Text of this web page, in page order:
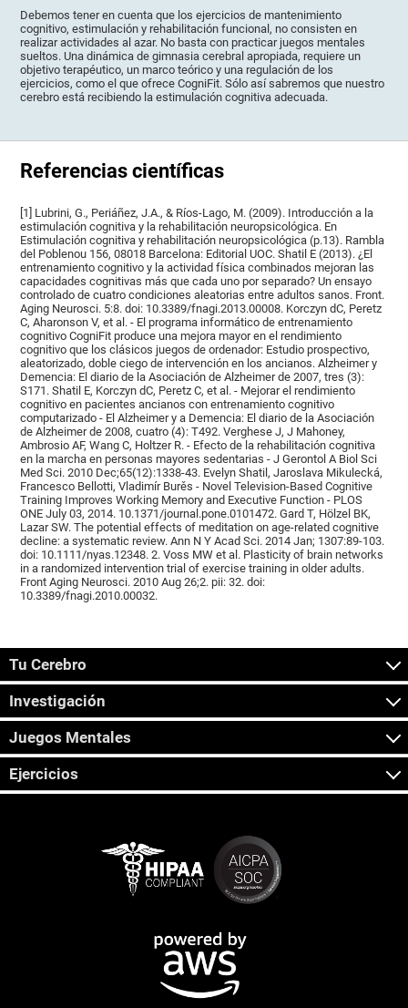
Debemos tener en cuenta que los ejercicios de mantenimiento
cognitivo, estimulación y rehabilitación funcional, no consisten en
realizar actividades al azar. No basta con practicar juegos mentales
sueltos. Una dinámica de gimnasia cerebral apropiada, requiere un
objetivo terapéutico, un marco teórico y una regulación de los
ejercicios, como el que ofrece CogniFit. Sólo así sabremos que nuestro
cerebro está recibiendo la estimulación cognitiva adecuada.
Referencias científicas
[1] Lubrini, G., Periáñez, J.A., & Ríos-Lago, M. (2009). Introducción a la
estimulación cognitiva y la rehabilitación neuropsicológica. En
Estimulación cognitiva y rehabilitación neuropsicológica (p.13). Rambla
del Poblenou 156, 08018 Barcelona: Editorial UOC. Shatil E (2013). ¿El
entrenamiento cognitivo y la actividad física combinados mejoran las
capacidades cognitivas más que cada uno por separado? Un ensayo
controlado de cuatro condiciones aleatorias entre adultos sanos. Front.
Aging Neurosci. 5:8. doi: 10.3389/fnagi.2013.00008. Korczyn dC, Peretz
C, Aharonson V, et al. - El programa informático de entrenamiento
cognitivo CogniFit produce una mejora mayor en el rendimiento
cognitivo que los clásicos juegos de ordenador: Estudio prospectivo,
aleatorizado, doble ciego de intervención en los ancianos. Alzheimer y
Demencia: El diario de la Asociación de Alzheimer de 2007, tres (3):
S171. Shatil E, Korczyn dC, Peretz C, et al. - Mejorar el rendimiento
cognitivo en pacientes ancianos con entrenamiento cognitivo
computarizado - El Alzheimer y a Demencia: El diario de la Asociación
de Alzheimer de 2008, cuatro (4): T492. Verghese J, J Mahoney,
Ambrosio AF, Wang C, Holtzer R. - Efecto de la rehabilitación cognitiva
en la marcha en personas mayores sedentarias - J Gerontol A Biol Sci
Med Sci. 2010 Dec;65(12):1338-43. Evelyn Shatil, Jaroslava Mikulecká,
Francesco Bellotti, Vladimír Burěs - Novel Television-Based Cognitive
Training Improves Working Memory and Executive Function - PLOS
ONE July 03, 2014. 10.1371/journal.pone.0101472. Gard T, Hölzel BK,
Lazar SW. The potential effects of meditation on age-related cognitive
decline: a systematic review. Ann N Y Acad Sci. 2014 Jan; 1307:89-103.
doi: 10.1111/nyas.12348. 2. Voss MW et al. Plasticity of brain networks
in a randomized intervention trial of exercise training in older adults.
Front Aging Neurosci. 2010 Aug 26;2. pii: 32. doi:
10.3389/fnagi.2010.00032.
Tu Cerebro
Investigación
Juegos Mentales
Ejercicios